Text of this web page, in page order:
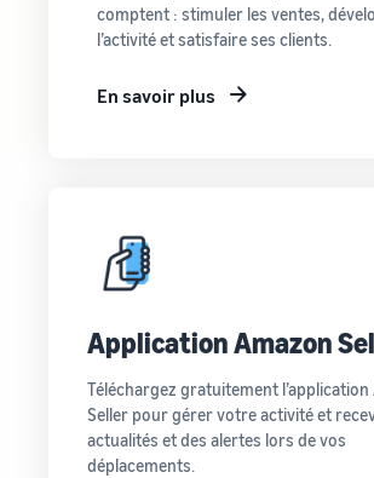
comptent : stimuler les ventes,
l’activité et satisfaire ses clients.
En savoir plus
Application Amazon
Téléchargez gratuitement l’application
Seller pour gérer votre activité et
actualités et des alertes lors de vos
déplacements.